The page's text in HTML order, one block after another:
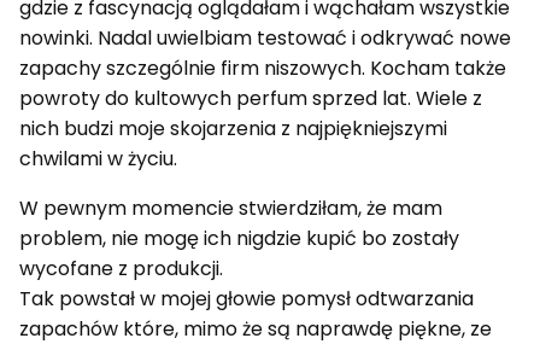
gdzie z fascynacją oglądałam i wąchałam wszystkie
nowinki. Nadal uwielbiam testować i odkrywać nowe
zapachy szczególnie firm niszowych. Kocham także
powroty do kultowych perfum sprzed lat. Wiele z
nich budzi moje skojarzenia z najpiękniejszymi
chwilami w życiu.
W pewnym momencie stwierdziłam, że mam
problem, nie mogę ich nigdzie kupić bo zostały
wycofane z produkcji.
Tak powstał w mojej głowie pomysł odtwarzania
zapachów które, mimo że są naprawdę piękne, ze